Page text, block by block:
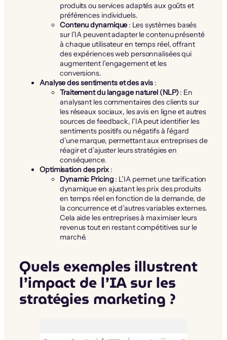
produits ou services adaptés aux goûts et
préférences individuels.
Contenu dynamique : Les systèmes basés
sur l’IA peuvent adapter le contenu présenté
à chaque utilisateur en temps réel, offrant
des expériences web personnalisées qui
augmentent l’engagement et les
conversions.
Analyse des sentiments et des avis:
Traitement du langage naturel (NLP): En
analysant les commentaires des clients sur
les réseaux sociaux, les avis en ligne et autres
sources de feedback, l’IA peut identifier les
sentiments positifs ou négatifs à l’égard
d’une marque, permettant aux entreprises de
réagir et d’ajuster leurs stratégies en
conséquence.
Optimisation des prix:
Dynamic Pricing : L’IA permet une tarification
dynamique en ajustant les prix des produits
en temps réel en fonction de la demande, de
la concurrence et d’autres variables externes.
Cela aide les entreprises à maximiser leurs
revenus tout en restant compétitives sur le
marché.
Quels exemples illustrent
l’impact de l’IA sur les
stratégies marketing ?